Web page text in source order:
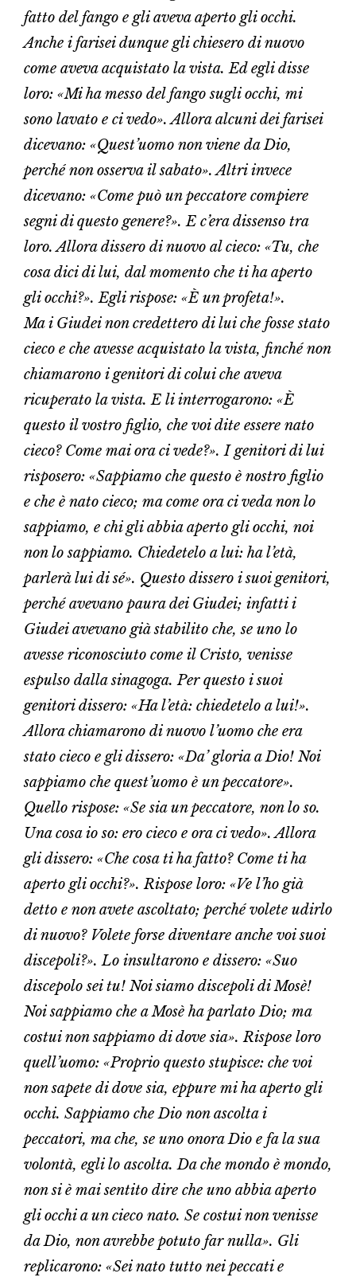
fatto del fango e gli aveva aperto gli occhi.
Anche i farisei dunque gli chiesero di nuovo
come aveva acquistato la vista. Ed egli disse
loro: «Mi ha messo del fango sugli occhi, mi
sono lavato e ci vedo». Allora alcuni dei farisei
dicevano: «Quest’uomo non viene da Dio,
perché non osserva il sabato». Altri invece
dicevano: «Come può un peccatore compiere
segni di questo genere?». E c’era dissenso tra
loro. Allora dissero di nuovo al cieco: «Tu, che
cosa dici di lui, dal momento che ti ha aperto
gli occhi?». Egli rispose: «È un profeta!».
Ma i Giudei non credettero di lui che fosse stato
cieco e che avesse acquistato la vista, finché non
chiamarono i genitori di colui che aveva
ricuperato la vista. E li interrogarono: «È
questo il vostro figlio, che voi dite essere nato
cieco? Come mai ora ci vede?». I genitori di lui
risposero: «Sappiamo che questo è nostro figlio
e che è nato cieco; ma come ora ci veda non lo
sappiamo, e chi gli abbia aperto gli occhi, noi
non lo sappiamo. Chiedetelo a lui: ha l’età,
parlerà lui di sé». Questo dissero i suoi genitori,
perché avevano paura dei Giudei; infatti i
Giudei avevano già stabilito che, se uno lo
avesse riconosciuto come il Cristo, venisse
espulso dalla sinagoga. Per questo i suoi
genitori dissero: «Ha l’età: chiedetelo a lui!».
Allora chiamarono di nuovo l’uomo che era
stato cieco e gli dissero: «Da’ gloria a Dio! Noi
sappiamo che quest’uomo è un peccatore».
Quello rispose: «Se sia un peccatore, non lo so.
Una cosa io so: ero cieco e ora ci vedo». Allora
gli dissero: «Che cosa ti ha fatto? Come ti ha
aperto gli occhi?». Rispose loro: «Ve l’ho già
detto e non avete ascoltato; perché volete udirlo
di nuovo? Volete forse diventare anche voi suoi
discepoli?». Lo insultarono e dissero: «Suo
discepolo sei tu! Noi siamo discepoli di Mosè!
Noi sappiamo che a Mosè ha parlato Dio; ma
costui non sappiamo di dove sia». Rispose loro
quell’uomo: «Proprio questo stupisce: che voi
non sapete di dove sia, eppure mi ha aperto gli
occhi. Sappiamo che Dio non ascolta i
peccatori, ma che, se uno onora Dio e fa la sua
volontà, egli lo ascolta. Da che mondo è mondo,
non si è mai sentito dire che uno abbia aperto
gli occhi a un cieco nato. Se costui non venisse
da Dio, non avrebbe potuto far nulla». Gli
replicarono: «Sei nato tutto nei peccati e